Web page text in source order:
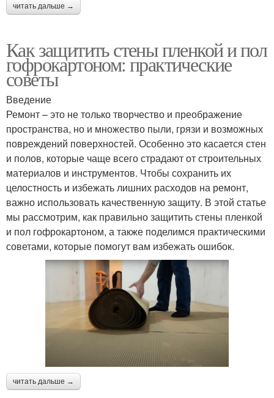
читать дальше →
Как защитить стены пленкой и пол
гофрокартоном: практические
советы
Введение
Ремонт – это не только творчество и преображение
пространства, но и множество пыли, грязи и возможных
повреждений поверхностей. Особенно это касается стен
и полов, которые чаще всего страдают от строительных
материалов и инструментов. Чтобы сохранить их
целостность и избежать лишних расходов на ремонт,
важно использовать качественную защиту. В этой статье
мы рассмотрим, как правильно защитить стены пленкой
и пол гофрокартоном, а также поделимся практическими
советами, которые помогут вам избежать ошибок.
читать дальше →